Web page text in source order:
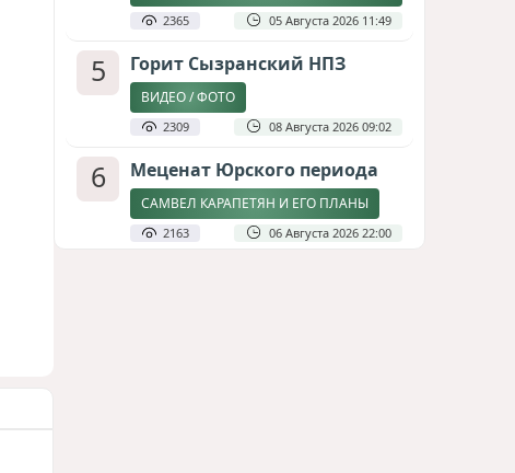
2365 05 Августа 2026 11:49
5 Горит Сызранский НПЗ
ВИДЕО / ФОТО
2309 08 Августа 2026 09:02
6 Меценат Юрского периода
САМВЕЛ КАРАПЕТЯН И ЕГО ПЛАНЫ
2163 06 Августа 2026 22:00